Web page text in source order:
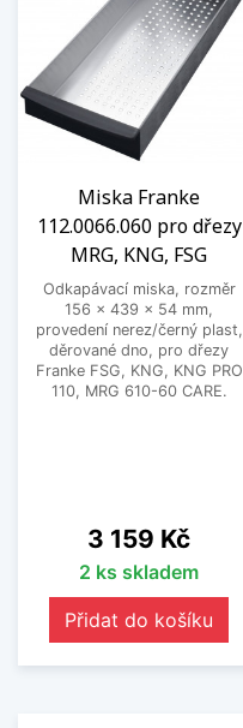
Miska Franke
112.0066.060 pro dřezy
MRG, KNG, FSG
Odkapávací miska, rozměr
156 x 439 x 54 mm,
provedení nerez/černý plast,
děrované dno, pro dřezy
Franke FSG, KNG, KNG PRO
110, MRG 610-60 CARE.
Cena
3 159 Kč
2 ks skladem
Přidat do košíku